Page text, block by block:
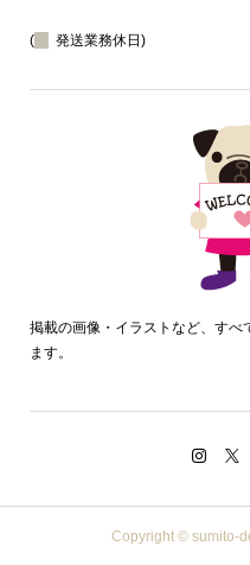
( 発送業務休日)
掲載の画像・イラストなど、すべ
ます。
Copyright ©sumito-